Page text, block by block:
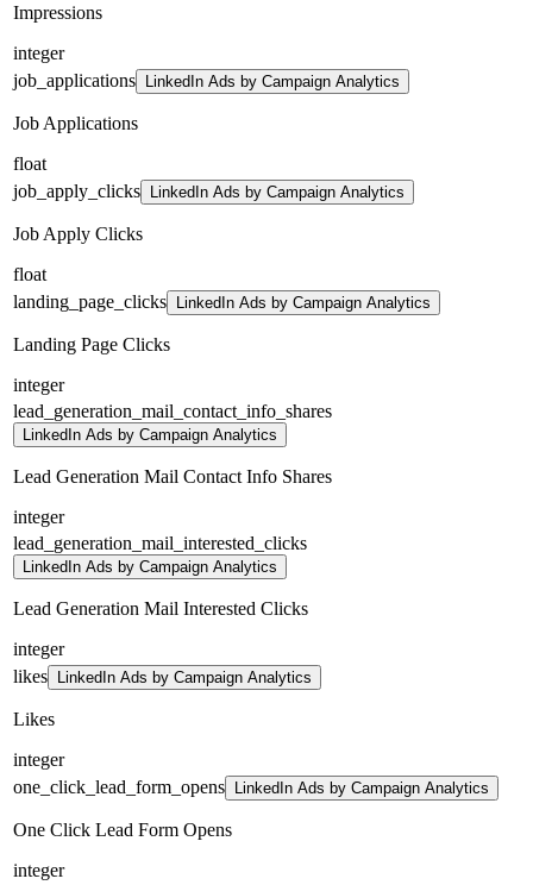
Impressions
integer
job_applications
LinkedIn Ads by Campaign Analytics
Job Applications
float
job_apply_clicks
LinkedIn Ads by Campaign Analytics
Job Apply Clicks
float
landing_page_clicks
LinkedIn Ads by Campaign Analytics
Landing Page Clicks
integer
lead_generation_mail_contact_info_shares
LinkedIn Ads by Campaign Analytics
Lead Generation Mail Contact Info Shares
integer
lead_generation_mail_interested_clicks
LinkedIn Ads by Campaign Analytics
Lead Generation Mail Interested Clicks
integer
likes
LinkedIn Ads by Campaign Analytics
Likes
integer
one_click_lead_form_opens
LinkedIn Ads by Campaign Analytics
One Click Lead Form Opens
integer